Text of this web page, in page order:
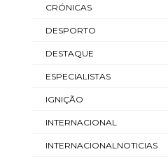
CRÓNICAS
DESPORTO
DESTAQUE
ESPECIALISTAS
IGNIÇÃO
INTERNACIONAL
INTERNACIONALNOTICIAS